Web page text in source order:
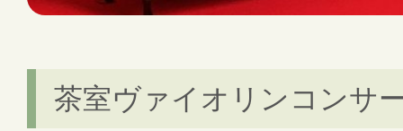
茶室ヴァイオリンコンサ